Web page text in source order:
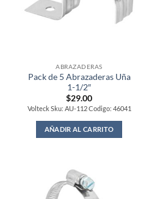
ABRAZADERAS
Pack de 5 Abrazaderas Uña
1-1/2″
$29.00
Volteck Sku: AU-112 Codigo: 46041
AÑADIR AL CARRITO